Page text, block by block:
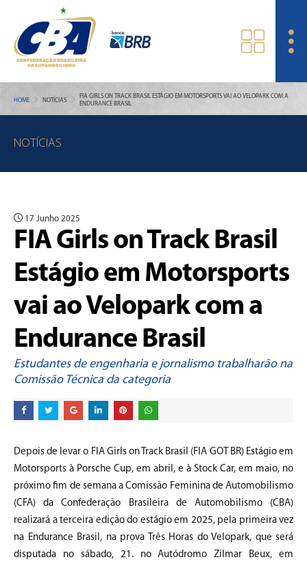
HOME NOTÍCIAS
FIA GIRLS ON TRACK BRASIL ESTÁGIO EM MOTORSPORTS VAI AO VELOPARK COM A
ENDURANCE BRASIL
NOTÍCIAS
17 Junho 2025
FIA Girls on Track Brasil
Estágio em Motorsports
vai ao Velopark com a
Endurance Brasil
Estudantes de engenharia e jornalismo trabalharão na
Comissão Técnica da categoria
Depois de levar o FIA Girls on Track Brasil (FIA GOT BR) Estágio em
Motorsports à Porsche Cup, em abril, e à Stock Car, em maio, no
próximo fim de semana a Comissão Feminina de Automobilismo
(CFA) da Confederação Brasileira de Automobilismo (CBA)
realizará a terceira edição do estágio em 2025, pela primeira vez
na Endurance Brasil, na prova Três Horas do Velopark, que será
disputada no sábado, 21. no Autódromo Zilmar Beux, em